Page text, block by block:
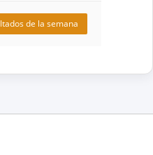
de la semana